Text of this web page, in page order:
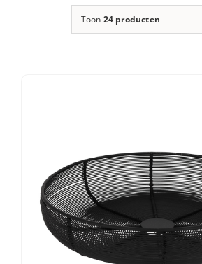
Toon 24 producten